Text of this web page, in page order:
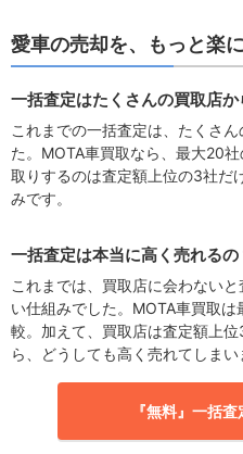
愛車の売却を、もっと楽
一括査定はたくさんの買取店か
これまでの一括査定は、たくさ
た。MOTA車買取なら、最大20
取りするのは査定額上位の3社だ
みです。
一括査定は本当に高く売れるの
これまでは、買取店に会わない
い仕組みでした。MOTA車買取
較。加えて、買取店は査定額上
ら、どうしても高く売れてしまい
『無料』一括